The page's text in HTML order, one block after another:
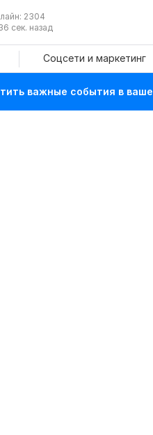
2304
сек. назад
Соцсети и маркетинг
важные события в